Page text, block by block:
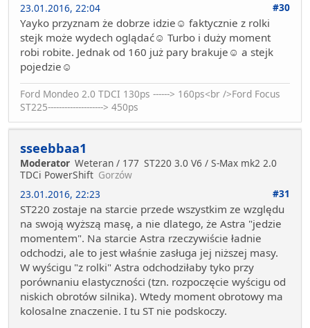
23.01.2016, 22:04
#30
Yayko przyznam że dobrze idzie☺ faktycznie z rolki
stejk może wydech oglądać☺ Turbo i duży moment
robi robite. Jednak od 160 już pary brakuje☺ a stejk
pojedzie☺
Ford Mondeo 2.0 TDCI 130ps ------> 160ps<br />Ford Focus
ST225--------------------> 450ps
sseebbaa1
Moderator Weteran / 177 ST220 3.0 V6 / S-Max mk2 2.0
TDCi PowerShift Gorzów
23.01.2016, 22:23
#31
ST220 zostaje na starcie przede wszystkim ze względu
na swoją wyższą masę, a nie dlatego, że Astra "jedzie
momentem". Na starcie Astra rzeczywiście ładnie
odchodzi, ale to jest właśnie zasługa jej niższej masy.
W wyścigu "z rolki" Astra odchodziłaby tyko przy
porównaniu elastyczności (tzn. rozpoczęcie wyścigu od
niskich obrotów silnika). Wtedy moment obrotowy ma
kolosalne znaczenie. I tu ST nie podskoczy.